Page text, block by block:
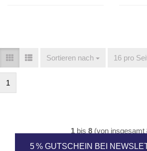
Sortieren nach
Sortieren nach 16 pro
pro Seite
1
1bis 8(von insgesamt
5 % GUTSCHEIN BEI